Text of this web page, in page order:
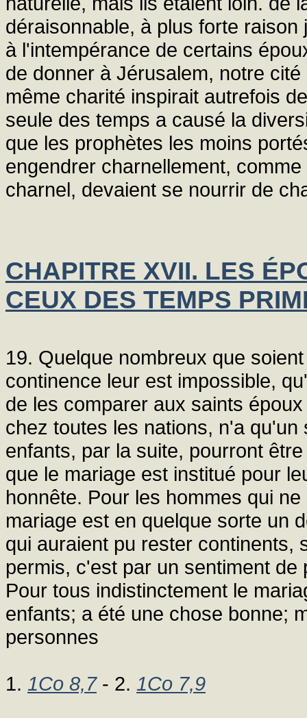
déraisonnable, à plus forte
à l'intempérance de certains
de donner à Jérusalem, notre
même charité inspirait autrefois
seule des temps a causé la
que les prophètes les moins
engendrer charnellement,
charnel, devaient se nourrir de
CHAPITRE XVII. LES
CEUX DES TEMPS
19. Quelque nombreux que
continence leur est impossible,
de les comparer aux saints
chez toutes les nations, n'a
enfants, par la suite, pourront
que le mariage est institué pour
honnête. Pour les hommes qui
mariage est en quelque sorte un
qui auraient pu rester continents,
permis, c'est par un sentiment
Pour tous indistinctement le
enfants; a été une chose bonne;
personnes
1. 1Co 8,7- 2. 1Co 7,9